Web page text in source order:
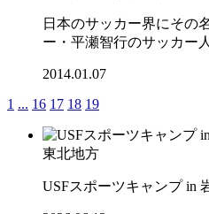
日本のサッカー界にその
ー・平瀬智行のサッカー
2014.01.07
1 ... 16 17 18 19
東北地方
USFスポーツキャンプ in